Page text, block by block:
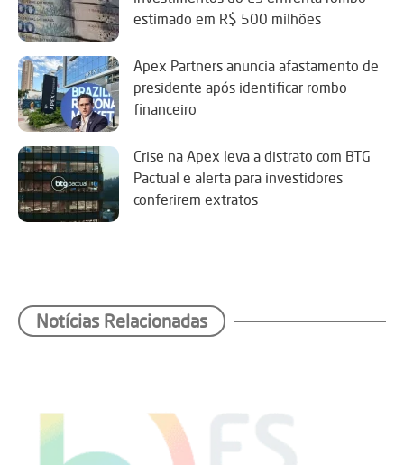
estimado em R$ 500 milhões
Apex Partners anuncia afastamento de
presidente após identificar rombo
financeiro
Crise na Apex leva a distrato com BTG
Pactual e alerta para investidores
conferirem extratos
Notícias Relacionadas